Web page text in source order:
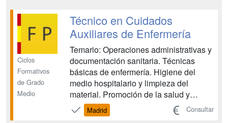
higiene y manejo de pacientes
trabajando en equipo con el...
Ciclos
Formativos
de Grado
Medio
Técnico en Cuidados
Auxiliares de Enfermería
Temario: Operaciones administrativas y
documentación sanitaria. Técnicas
básicas de enfermería. Higiene del
medio hospitalario y limpieza del
material. Promoción de la salud y
apoyo psicológico al paciente. Técnicas
de ayuda odontológica/estomatológica.
Madrid Consultar